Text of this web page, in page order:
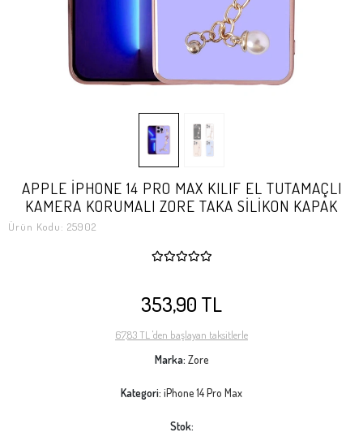
APPLE İPHONE 14 PRO MAX KILIF EL TUTAMAÇLI
KAMERA KORUMALI ZORE TAKA SİLİKON KAPAK
Ürün Kodu: 25902
353,90 TL
67,83 TL 'den başlayan taksitlerle
Marka: Zore
Kategori: iPhone 14 Pro Max
Stok: